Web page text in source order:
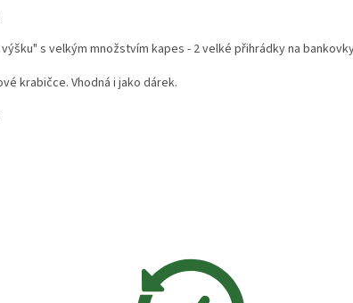
s velkým množstvím kapes - 2 velké přihrádky na
krabičce. Vhodná i jako dárek.